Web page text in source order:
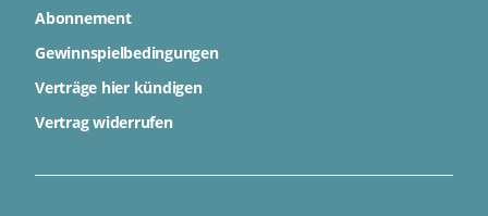
Abonnement
Gewinnspielbedingungen
Verträge hier kündigen
Vertrag widerrufen